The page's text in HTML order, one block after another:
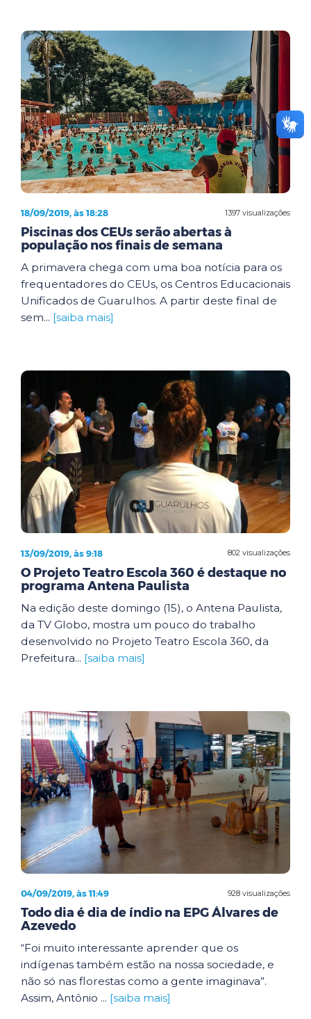
1397 visualizações
18/09/2019, às 18:28
Piscinas dos CEUs serão abertas à
população nos finais de semana
A primavera chega com uma boa notícia para os
frequentadores do CEUs, os Centros Educacionais
Unificados de Guarulhos. A partir deste final de
sem... [saiba mais]
802 visualizações
13/09/2019, às 9:18
O Projeto Teatro Escola 360 é destaque no
programa Antena Paulista
Na edição deste domingo (15), o Antena Paulista,
da TV Globo, mostra um pouco do trabalho
desenvolvido no Projeto Teatro Escola 360, da
Prefeitura... [saiba mais]
928 visualizações
04/09/2019, às 11:49
Todo dia é dia de índio na EPG Álvares de
Azevedo
“Foi muito interessante aprender que os
indígenas também estão na nossa sociedade, e
não só nas florestas como a gente imaginava”.
Assim, Antônio ... [saiba mais]